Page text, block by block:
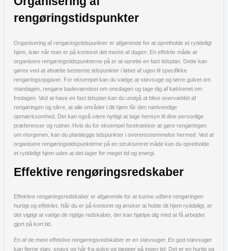
rengøringstidspunkter
Organisering af rengøringstidspunkter er afgørende for at opretholde et ryddeligt
hjem, især når man er på kontoret det meste af dagen. En effektiv måde at
organisere rengøringstidspunkterne på er at oprette en fast tidsplan. Dette kan
gøres ved at afsætte bestemte tidspunkter i løbet af ugen til specifikke
rengøringsopgaver. For eksempel kan du vælge at støvsuge og tørre gulvet om
mandagen, rengøre badeværelset om onsdagen og tage dig af køkkenet om
fredagen. Ved at have en fast tidsplan kan du undgå at blive overvældet af
rengøringen og sikre, at alle områder i dit hjem får den nødvendige
opmærksomhed. Det kan også være nyttigt at tage hensyn til dine personlige
præferencer og rutiner. Hvis du for eksempel foretrækker at gøre rengøringen
om morgenen, kan du planlægge tidspunkter i overensstemmelse hermed. Ved at
organisere rengøringstidspunkterne på en struktureret måde kan du opretholde
et ryddeligt hjem uden at det tager for meget tid og energi.
Effektive rengøringsredskaber
Effektive rengøringsredskaber er afgørende for at kunne udføre rengøringen
hurtigt og effektivt. Når du er på kontoret og ønsker at holde dit hjem ryddeligt, er
det vigtigt at vælge de rigtige redskaber, der kan hjælpe dig med at få arbejdet
gjort på kort tid.
En af de mest effektive rengøringsredskaber er en støvsuger. En god støvsuger
kan fjerne støv, snavs og hår fra gulve og tæpper på ingen tid. Det er en hurtig og